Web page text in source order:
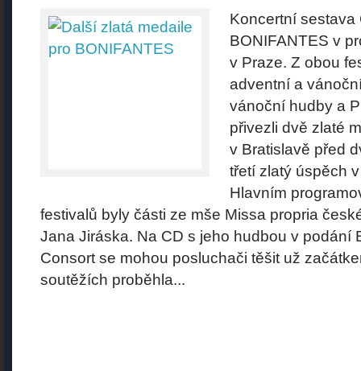
Koncertní
BONIFANTES v
v Praze. Z obou
adventní a
vánoční hudby a
přivezli dvě zlaté
v Bratislavě před
třetí zlatý úspěch
Hlavním
festivalů byly části ze mše Missa propria
Jana Jiráska. Na CD s jeho hudbou v podání
Consort se mohou posluchači těšit už
soutěžích proběhla...